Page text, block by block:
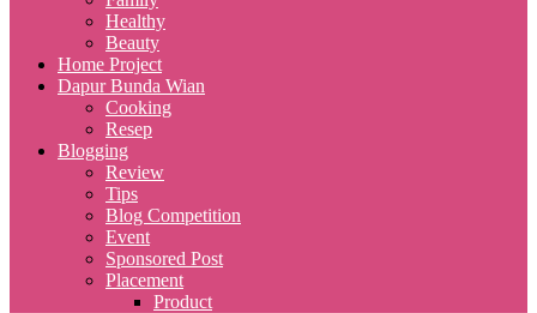
Healthy
Beauty
Home Project
Dapur Bunda Wian
Cooking
Resep
Blogging
Review
Tips
Blog Competition
Event
Sponsored Post
Placement
Product